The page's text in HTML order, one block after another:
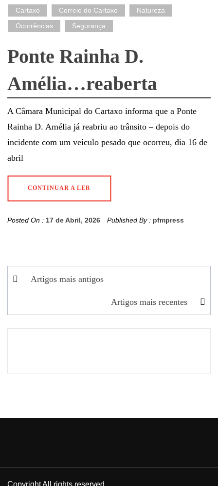
Cartaxo Correio do Cartaxo
Natureza
Ocorrências
Segurança
Ponte Rainha D.
Amélia…reaberta
A Câmara Municipal do Cartaxo informa que a Ponte
Rainha D. Amélia já reabriu ao trânsito – depois do
incidente com um veículo pesado que ocorreu, dia 16 de
abril
CONTINUAR A LER
Posted On : 17 de Abril, 2026 Published By : pfmpress
Navegação
Artigos mais antigos
Artigos mais recentes